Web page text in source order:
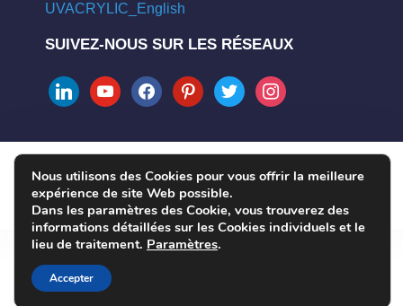
UVACRYLIC_English
SUIVEZ-NOUS SUR LES RÉSEAUX
linkedinyoutubefacebookpinteresttwitter instagram
COPYRIGHT © 2004 - 2026 UVPLASTIC MATERIAL TECHNOLOGY
CO., LTD. ALL RIGHTS RESERVED
Nous utilisons des Cookies pour vous offrir la meilleure
expérience de site Web possible.
Dans les paramètres des Cookie, vous trouverez des
informations détaillées sur les Cookies individuels et le
lieu de traitement. Paramètres.
Accepter